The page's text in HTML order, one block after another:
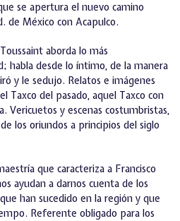
se apertura el nuevo camino
de México con Acapulco.
aborda lo más
habla desde lo íntimo, de la manera
y le sedujo. Relatos e imágenes
Taxco del pasado, aquel Taxco con
Vericuetos y escenas costumbristas,
los oriundos a principios del siglo
que caracteriza a Francisco
ayudan a darnos cuenta de los
han sucedido en la región y que
Referente obligado para los